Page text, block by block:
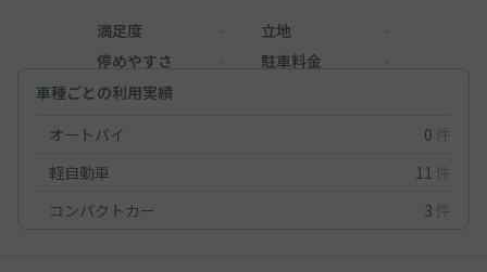
満足度 立地
停めやすさ
駐車料金
車種ごとの利用実績
オートバイ
0 件
軽自動車
11 件
コンパクトカー
3 件